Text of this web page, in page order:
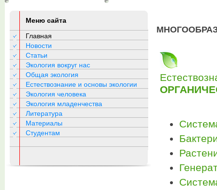
Меню сайта
Главная
Новости
Статьи
Экология вокруг нас
Общая экология
Естествознание и основы экологии
Экология человека
Экология младенчества
Литература
Материалы
Студентам